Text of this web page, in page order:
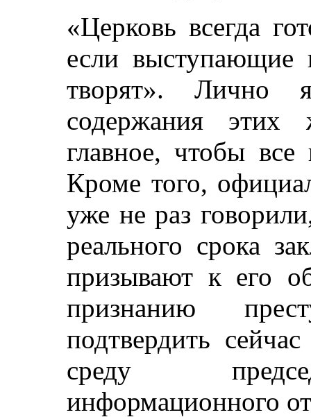
«Церковь всегда
если выступающие
творят».
содержания
главное, чтобы
Кроме того,
уже не раз
реального срока
призывают к его
признанию
подтвердить
среду
информационного